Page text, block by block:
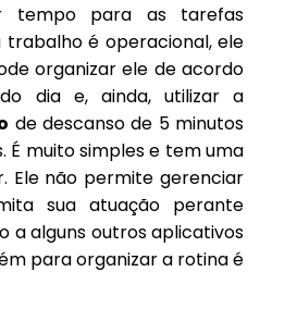
tempo para as tarefas
trabalho é operacional, ele
organizar ele de acordo
dia e, ainda, utilizar a
de descanso de 5 minutos
É muito simples e tem uma
Ele não permite gerenciar
sua atuação perante
a alguns outros aplicativos
para organizar a rotina é